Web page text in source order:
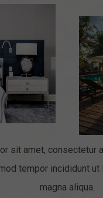
sit amet, consectetur
tempor incididunt ut
magna aliqua.